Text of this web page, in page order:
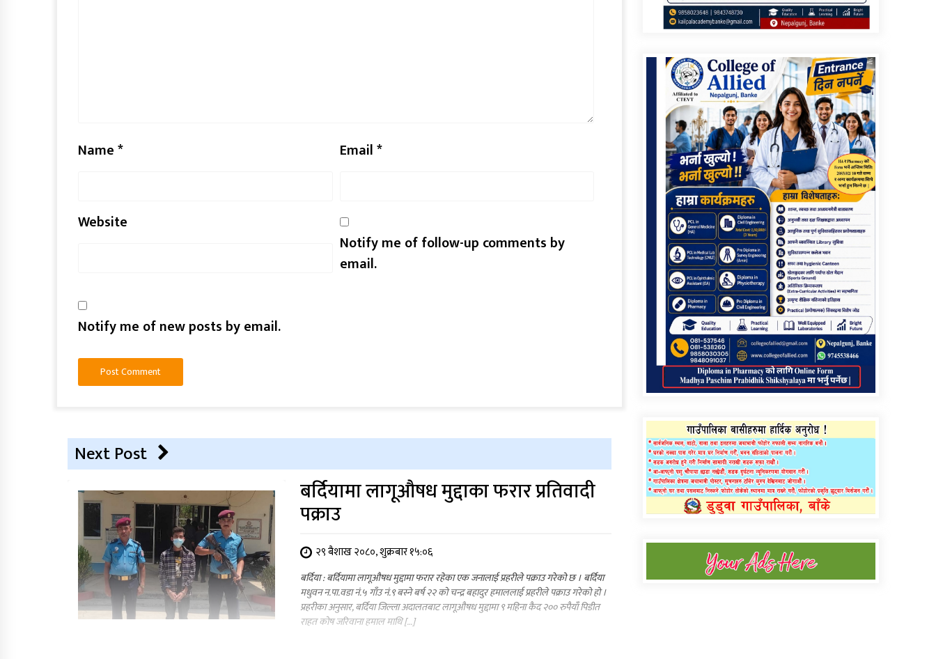
Name* Email*
Website
Notify me of follow-up comments by
email.
Notify me of new posts by email.
Next Post
बर्दियामा लागूऔषध मुद्दाका फरार प्रतिवादी
पक्राउ
२९ बैशाख २०८०, शुक्रबार १५:०६
बर्दिया : बर्दियामा लागूऔषध मुद्दामा फरार रहेका एक जनालाई प्रहरीले पक्राउ गरेको छ । बर्दिया
मधुवन न.पा.वडा नं.५ गाँउ नं.९ बस्ने बर्ष २२ को चन्द्र बहादुर हमाललाई प्रहरीले पक्राउ गरेको हो ।
प्रहरीका अनुसार, बर्दिया जिल्ला अदालतबाट लागूऔषध मुद्दामा ९ महिना कैद २०० रुपैयाँ पिडीत
राहत कोष जरिवाना हमाल माथि […]